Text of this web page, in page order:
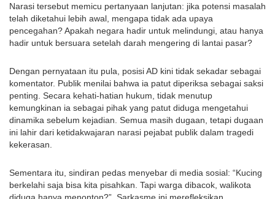
Narasi tersebut memicu pertanyaan lanjutan: jika potensi masalah
telah diketahui lebih awal, mengapa tidak ada upaya
pencegahan? Apakah negara hadir untuk melindungi, atau hanya
hadir untuk bersuara setelah darah mengering di lantai pasar?
Dengan pernyataan itu pula, posisi AD kini tidak sekadar sebagai
komentator. Publik menilai bahwa ia patut diperiksa sebagai saksi
penting. Secara kehati-hatian hukum, tidak menutup
kemungkinan ia sebagai pihak yang patut diduga mengetahui
dinamika sebelum kejadian. Semua masih dugaan, tetapi dugaan
ini lahir dari ketidakwajaran narasi pejabat publik dalam tragedi
kekerasan.
Sementara itu, sindiran pedas menyebar di media sosial: “Kucing
berkelahi saja bisa kita pisahkan. Tapi warga dibacok, walikota